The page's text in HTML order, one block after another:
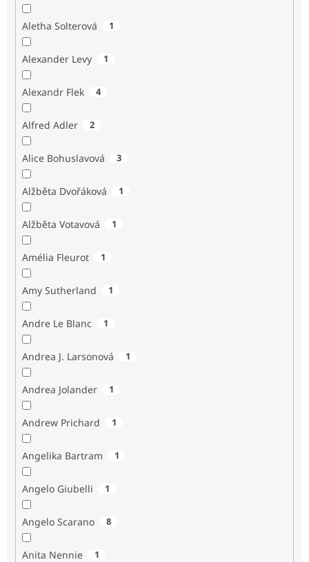
Aletha Solterová 1
Alexander Levy 1
Alexandr Flek 4
Alfred Adler 2
Alice Bohuslavová 3
Alžběta Dvořáková 1
Alžběta Votavová 1
Amélia Fleurot 1
Amy Sutherland 1
Andre Le Blanc 1
Andrea J. Larsonová 1
Andrea Jolander 1
Andrew Prichard 1
Angelika Bartram 1
Angelo Giubelli 1
Angelo Scarano 8
Anita Nennie 1